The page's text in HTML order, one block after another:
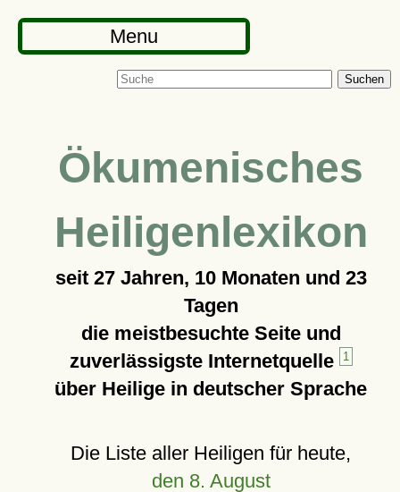
Menu
Suchen
Ökumenisches
Heiligenlexikon
seit 27 Jahren, 10 Monaten und 23
Tagen
die meistbesuchte Seite und
zuverlässigste Internetquelle
1
über Heilige in deutscher Sprache
Die Liste aller Heiligen für heute,
den 8. August